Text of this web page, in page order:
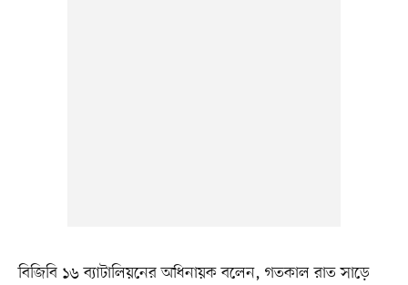
বিজিবি ১৬ ব্যাটালিয়নের অধিনায়ক বলেন, গতকাল রাত সাড়ে